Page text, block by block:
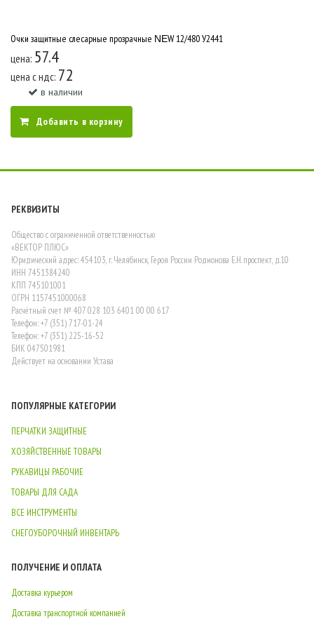
Очки защитные слесарные прозрачные ΝΕW 12/480 У2441
цена: 57.4
цена c ндс: 72
в наличии
Добавить в корзину
РЕКВИЗИТЫ
Общество с ограниченной ответственностью
«ВЕКТОР ПЛЮС»
Юридический адрес: 454103, г. Челябинск, Героя России Родионова Е.Н. проспект, д.10
ИНН 7451384240
КПП 745101001
ОГРН 1157451000068
Расчётный счет № 407 028 103 6401 00 00 617
Телефон: +7 (351) 717-01-24
Телефон: +7 (351) 225-16-52
БИК 047501981
Действует на основании Устава
ПОПУЛЯРНЫЕ КАТЕГОРИИ
ПЕРЧАТКИ ЗАЩИТНЫЕ
ХОЗЯЙСТВЕННЫЕ ТОВАРЫ
РУКАВИЦЫ РАБОЧИЕ
ТОВАРЫ ДЛЯ САДА
ВСЕ ИНСТРУМЕНТЫ
СНЕГОУБОРОЧНЫЙ ИНВЕНТАРЬ
ПОЛУЧЕНИЕ И ОПЛАТА
Доставка курьером
Доставка транспортной компанией